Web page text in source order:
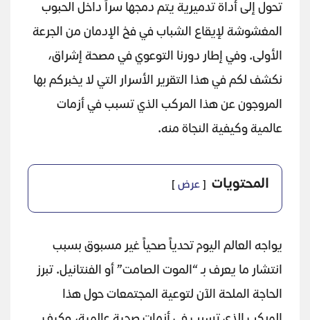
تحول إلى أداة تدميرية يتم دمجها سراً داخل الحبوب
المغشوشة لإيقاع الشباب في فخ الإدمان من الجرعة
الأولى. وفي إطار دورنا التوعوي في مصحة إشراق،
نكشف لكم في هذا التقرير الأسرار التي لا يخبركم بها
المروجون عن هذا المركب الذي تسبب في أزمات
عالمية وكيفية النجاة منه.
المحتويات عرض
يواجه العالم اليوم تحدياً صحياً غير مسبوق بسبب
انتشار ما يعرف بـ “الموت الصامت” أو الفنتانيل. تبرز
الحاجة الملحة الآن لتوعية المجتمعات حول هذا